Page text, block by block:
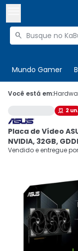
Buscar produtos

Mundo Gamer
 Olá. Acesse
Cupons
Ativar tradutor
Você está em:
 2 un.
Placa de Vídeo
NVIDIA, 32GB,
Vendido e entregue